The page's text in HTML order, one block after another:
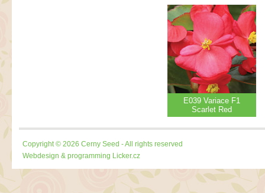
E039 Variace F1
Scarlet Red
Copyright © 2026 Cerny Seed - All rights reserved
Webdesign & programming Licker.cz